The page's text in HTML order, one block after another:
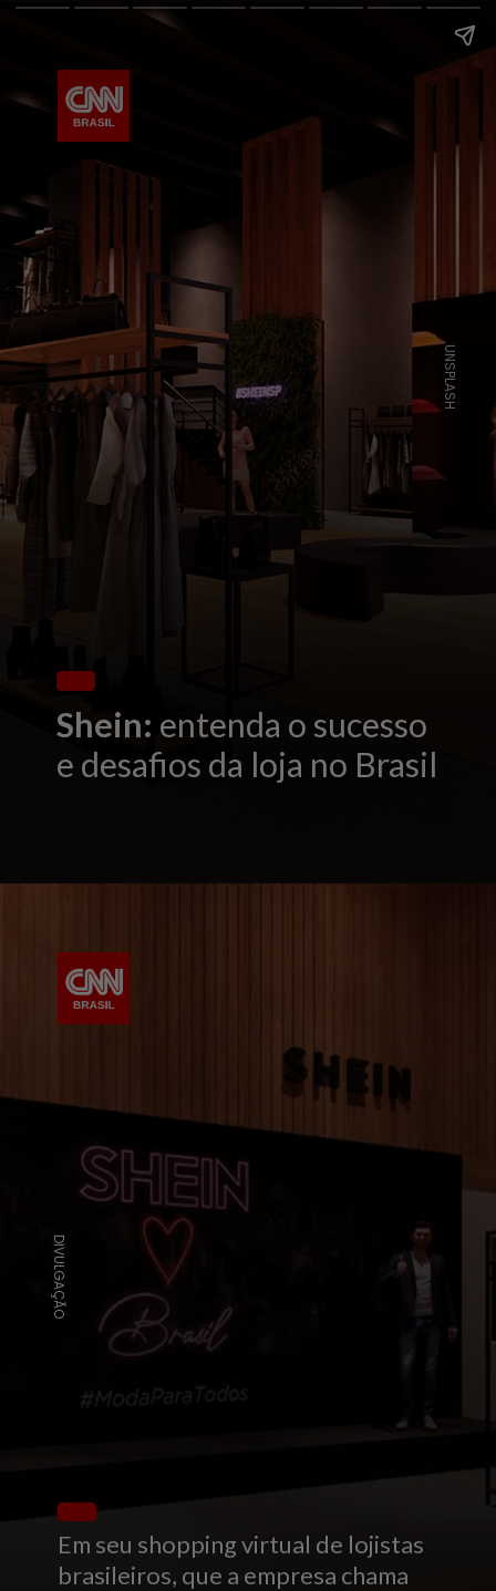
Shein: entenda o sucesso
e desafios da loja no Brasil
UNSPLASH
Em seu shopping virtual de lojistas
brasileiros, que a empresa chama
DIVULGAÇÃO